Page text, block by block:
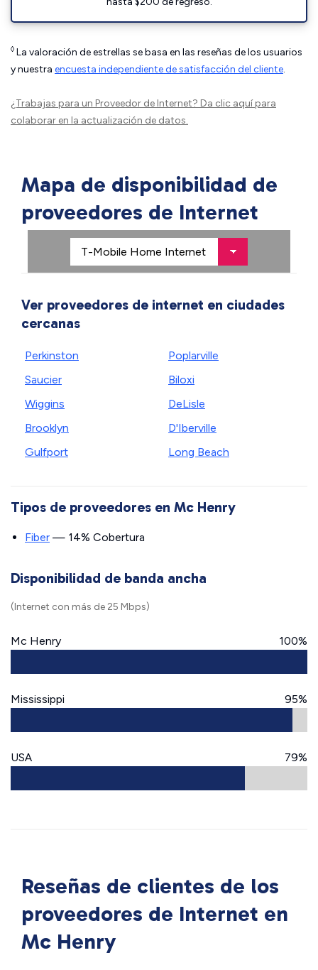
◊ La valoración de estrellas se basa en las reseñas de los usuarios
y nuestra encuesta independiente de satisfacción del cliente.
¿Trabajas para un Proveedor de Internet? Da clic aquípara
colaborar en la actualización de datos.
Mapa de disponibilidad de
proveedores de Internet
Ver proveedores de internet en ciudades
cercanas
Perkinston
Saucier
Wiggins
Brooklyn
Gulfport
Poplarville
Biloxi
DeLisle
D'Iberville
Long Beach
Tipos de proveedores en Mc Henry
Fiber — 14% Cobertura
Disponibilidad de banda ancha
(Internet con más de 25 Mbps)
Mc Henry 100%
Mississippi 95%
USA 79%
Reseñas de clientes de los
proveedores de Internet en
Mc Henry